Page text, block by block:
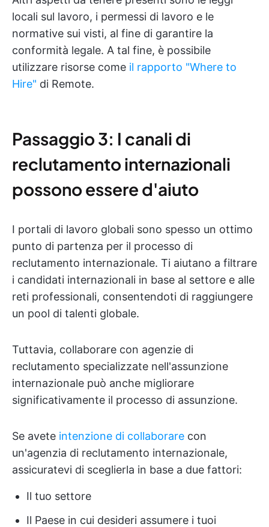
locali sul lavoro, i permessi di lavoro e le
normative sui visti, al fine di garantire la
conformità legale. A tal fine, è possibile
utilizzare risorse come il rapporto "Where to
Hire" di Remote.
Passaggio 3: I canali di
reclutamento internazionali
possono essere d'aiuto
I portali di lavoro globali sono spesso un ottimo
punto di partenza per il processo di
reclutamento internazionale. Ti aiutano a filtrare
i candidati internazionali in base al settore e alle
reti professionali, consentendoti di raggiungere
un pool di talenti globale.
Tuttavia, collaborare con agenzie di
reclutamento specializzate nell'assunzione
internazionale può anche migliorare
significativamente il processo di assunzione.
Se avete intenzione di collaborare con
un'agenzia di reclutamento internazionale,
assicuratevi di sceglierla in base a due fattori:
Il tuo settore
Il Paese in cui desideri assumere i tuoi